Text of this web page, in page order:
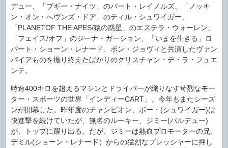
デュー、「ブギー・ナイツ」のバート・レイノルズ、「ノッキ
ン・オン・へヴンズ・ドア」のティル・シュワイガー、
「PLANETOF THE APES/猿の惑星」のエステラ・ウォーレン、
「フェイス/オフ」のジーナ・ガーション、「いまを生きる」ロ
バート・ショーン・レナード、ボン・ジョヴィと共演したヴァン
パイアものを撮り終えたばかりのクリスチャン・デ・ラ・フュエ
ンテ。
時速400キロを超えるマシンとドライバーが織りなす苛烈なモー
ター・スポーツの世界「インディーCART」。今年もまたシーズ
ンが開幕した。昨年度のチャンピオン、ボー・(シュワイガー)は
快進撃を続けていたが、無名のルーキー、ジミー(パルデュー)
が、トップに躍り出る。だが、ジミーは熱血プロモーターの兄、
デミル(ショーン・レナード）からの猛烈なプレッシャーに押し